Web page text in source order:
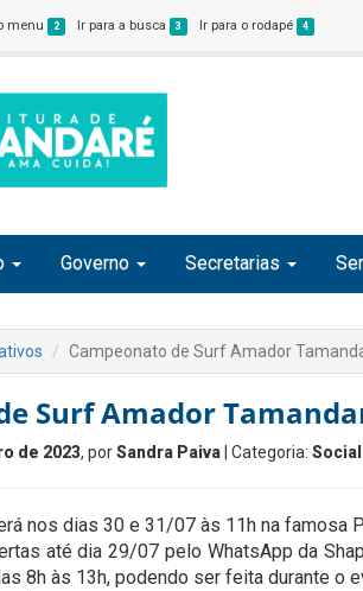
menu 2 Ir para a busca 3 Ir para o rodapé 4
Governo Secretarias
Campeonato de Surf Amador
Surf Amador Tamandaré
de 2023, porSandra Paiva | Categoria: Social
nos dias 30 e 31/07 às 11h na famosa
até dia 29/07 pelo WhatsApp da
8h às 13h, podendo ser feita durante o